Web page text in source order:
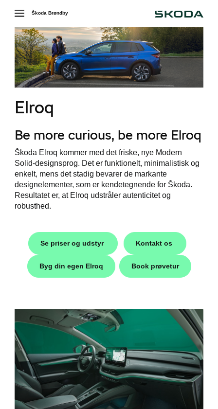
Toggle
navigation
Škoda Brøndby
Elroq
Be more curious, be more Elroq
Škoda Elroq kommer med det friske, nye Modern
Solid-designsprog. Det er funktionelt, minimalistisk og
enkelt, mens det stadig bevarer de markante
designelementer, som er kendetegnende for Škoda.
Resultatet er, at Elroq udstråler autenticitet og
robusthed.
Se priser og udstyr Kontakt os
Byg din egen Elroq Book prøvetur